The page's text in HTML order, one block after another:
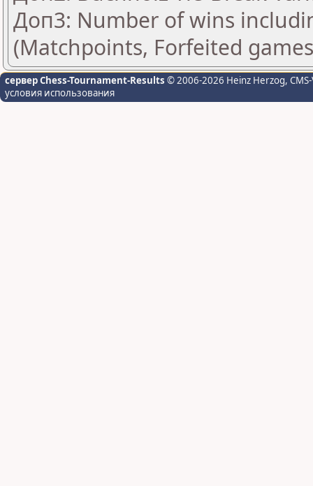
Доп3: Number of wins
(Matchpoints, Forfeited
сервер Chess-Tournament-Results © 2006-2026 Heinz Herzog,
условия использования